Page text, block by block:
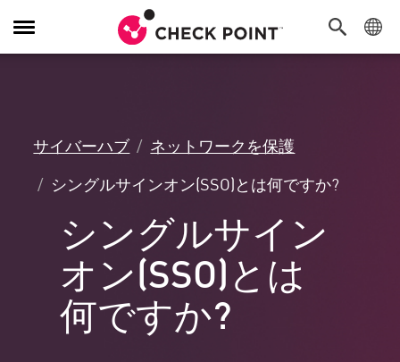
Toggle
Navigation
サイバーハブ
ネットワークを保護
シングルサインオン(SSO)とは何ですか?
シングルサイン
オン(SSO)とは
何ですか?